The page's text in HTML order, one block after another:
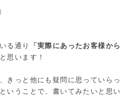
る通り
「実際にあったお客様から
思います！
きっと他にも疑問に思っていらっ
いうことで、書いてみたいと思い